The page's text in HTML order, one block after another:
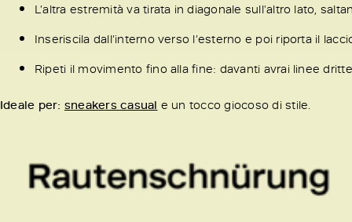
L’altra estremità va tirata in diagonale sull'altro lato,
Inseriscila dall’interno verso l’esterno e poi riporta il
Ripeti il movimento fino alla fine: davanti avrai linee
Ideale per: sneakers casual e un tocco giocoso di stile.